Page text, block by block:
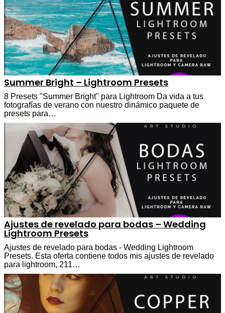
Summer Bright – Lightroom Presets
8 Presets "Summer Bright" para Lightroom Da vida a tus
fotografías de verano con nuestro dinámico paquete de
presets para…
Ajustes de revelado para bodas – Wedding
Lightroom Presets
Ajustes de revelado para bodas - Wedding Lightroom
Presets. Esta oferta contiene todos mis ajustes de revelado
para lightroom, 211…